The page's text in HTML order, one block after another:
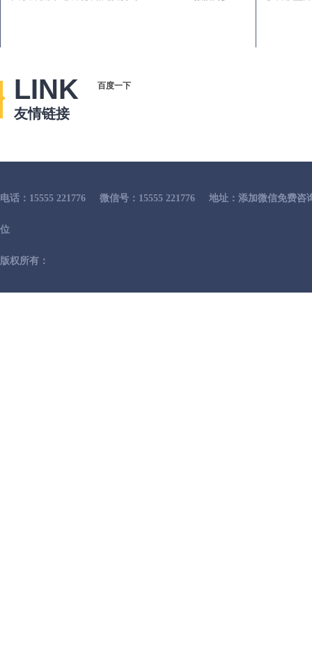
LINK
友情链接
百度一下
电话：15555 221776 微信号：15555 221776 地址：添加微信免费咨
位
版权所有：